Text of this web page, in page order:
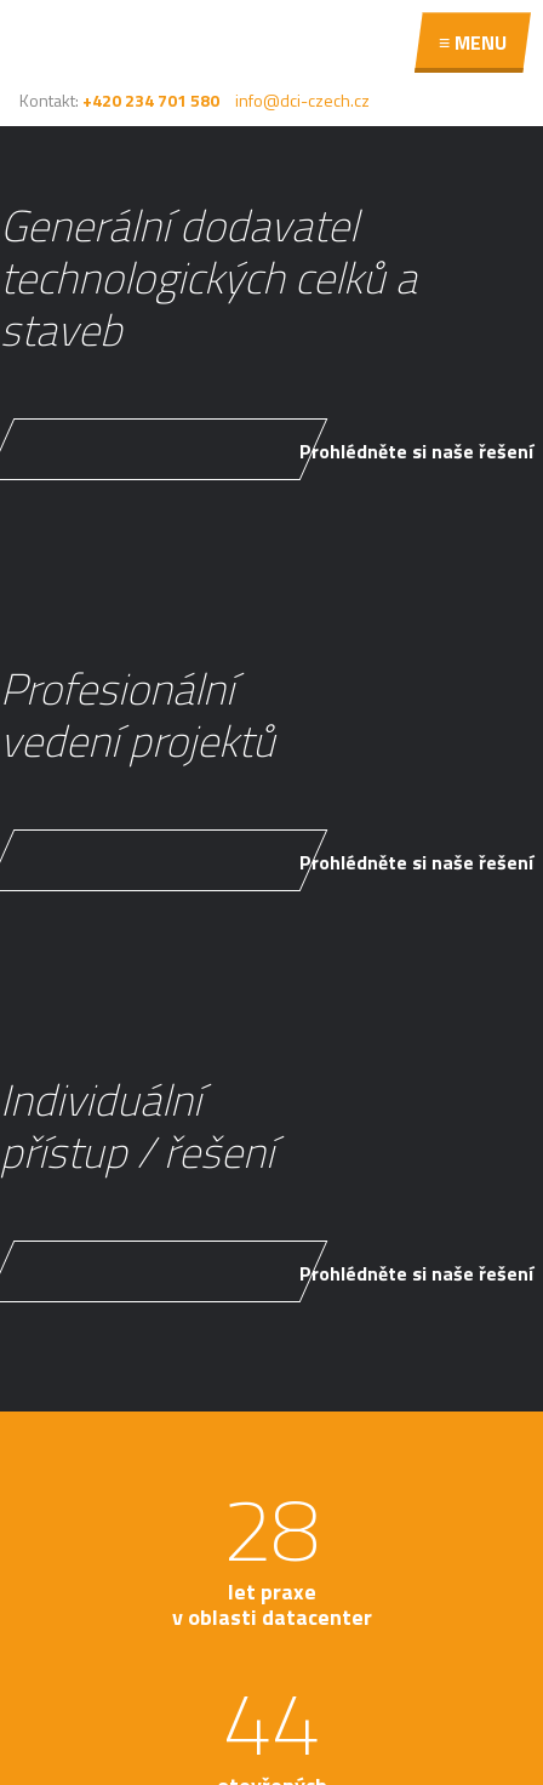
Kontakt: +420 234 701 580 info@dci-czech.cz
≡ MENU
Generální dodavatel
technologických celků a
staveb
Prohlédněte si naše řešení
Profesionální
vedení projektů
Prohlédněte si naše řešení
Individuální
přístup / řešení
Prohlédněte si naše řešení
28
let praxe
v oblasti datacenter
44